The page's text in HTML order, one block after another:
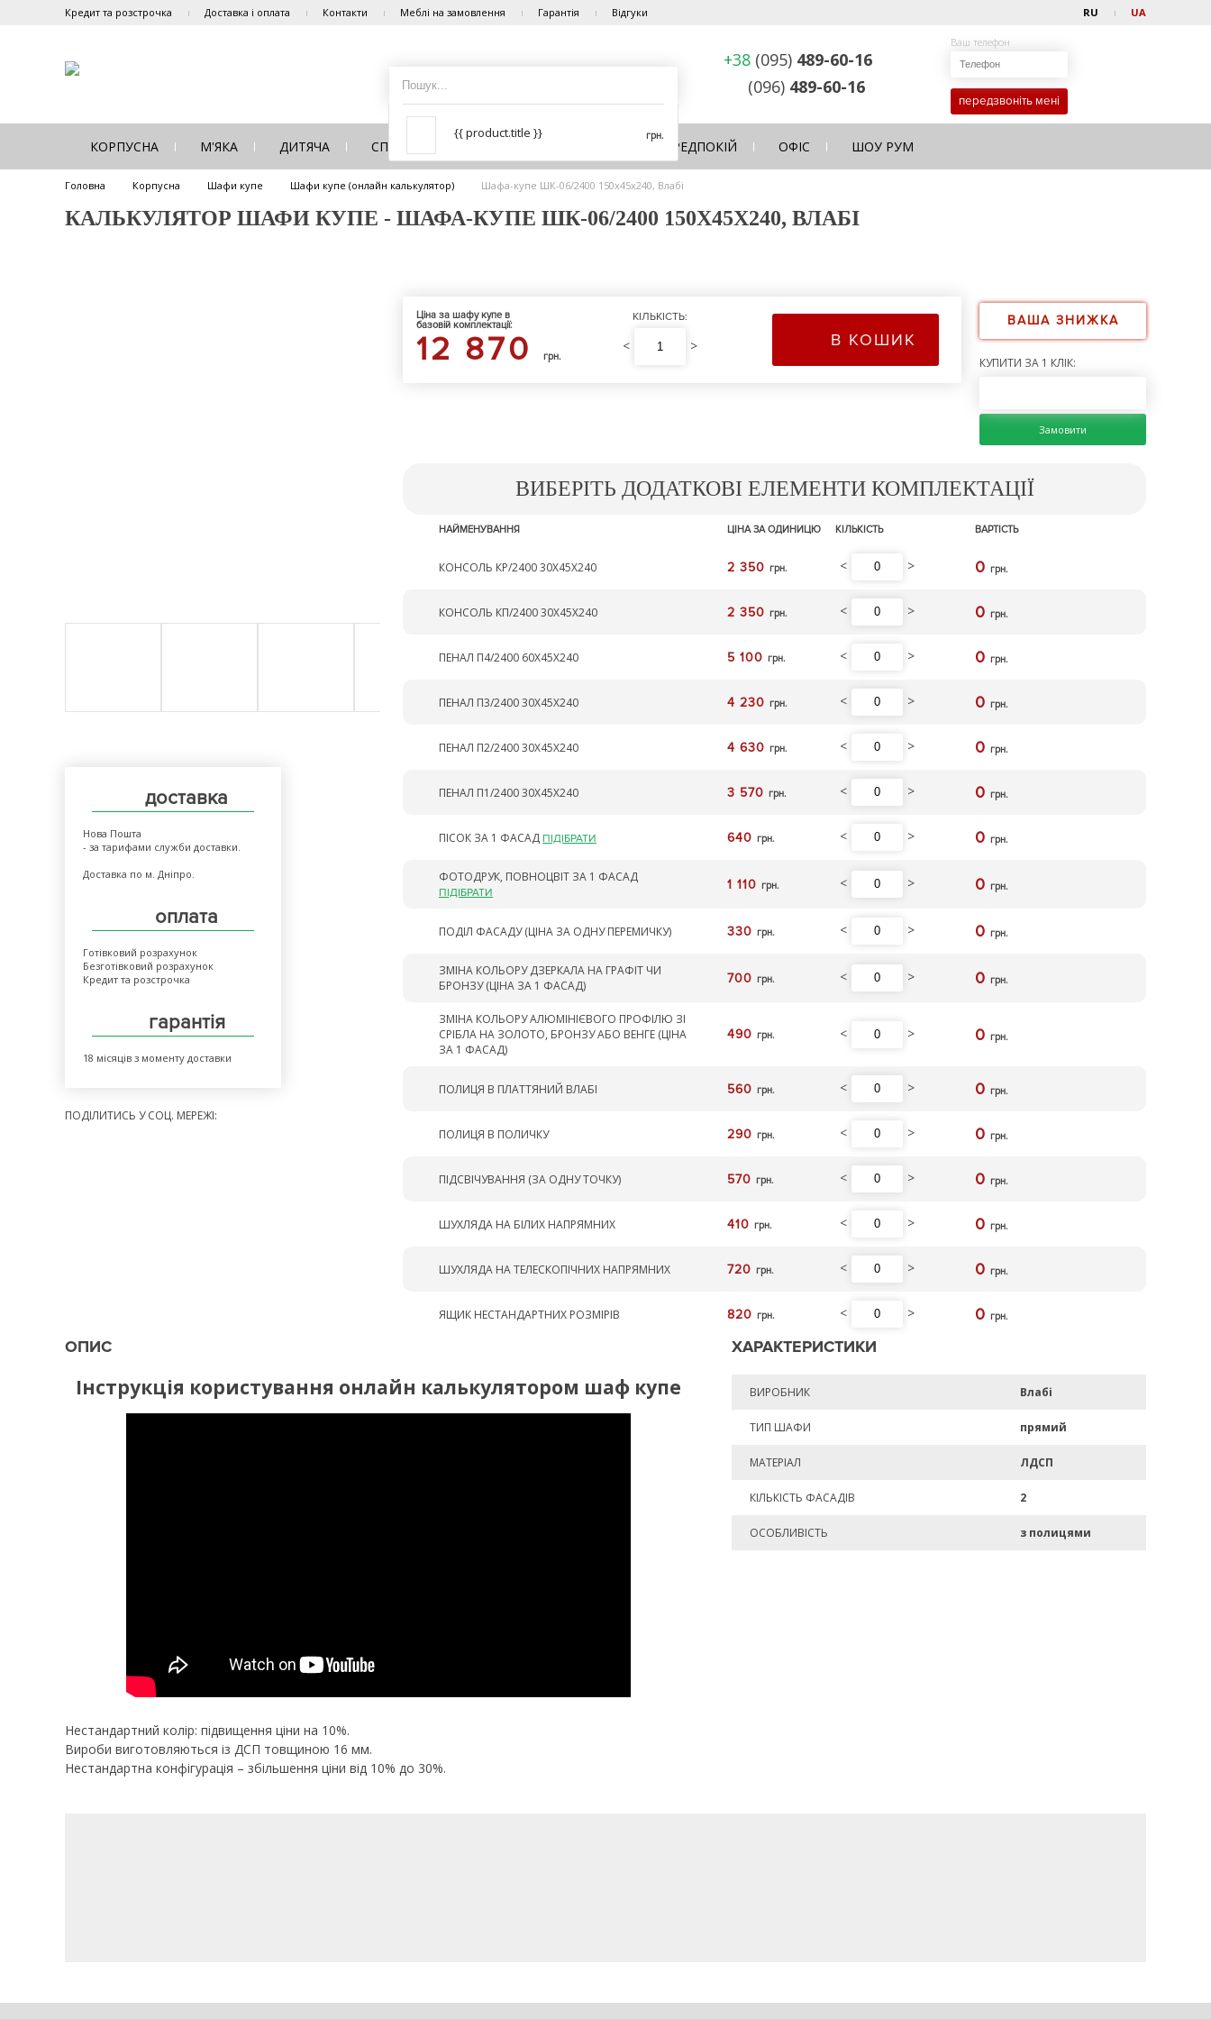
Кредит та розстрочка Доставка і оплата Контакти Меблі на замовлення Гарантія Відгуки RU UA
{{ product.title }} грн.
+38 (095) 489-60-16
(096) 489-60-16
Ваш телефон
передзвоніть мені
КОРПУСНА М'ЯКА ДИТЯЧА СПАЛЬНЯ ПЕРЕДПОКІЙ ОФІС ШОУ РУМ
Головна Корпусна Шафи купе Шафи купе (онлайн калькулятор) Шафа-купе ШК-06/2400 150х45х240, Влабі
КАЛЬКУЛЯТОР ШАФИ КУПЕ - ШАФА-КУПЕ ШК-06/2400 150Х45Х240, ВЛАБІ
доставка
Нова Пошта
- за тарифами служби доставки.
Доставка по м. Дніпро.
оплата
Готівковий розрахунок
Безготівковий розрахунок
Кредит та розстрочка
гарантія
18 місяців з моменту доставки
ПОДІЛИТИСЬ У СОЦ. МЕРЕЖІ:
Ціна за шафу купе в
базовій комплектації:
12 870 грн.
КІЛЬКІСТЬ:
< > В КОШИК
ВАША ЗНИЖКА
КУПИТИ ЗА 1 КЛІК:
Замовити
ВИБЕРІТЬ ДОДАТКОВІ ЕЛЕМЕНТИ КОМПЛЕКТАЦІЇ
НАЙМЕНУВАННЯ ЦІНА ЗА ОДИНИЦЮ КІЛЬКІСТЬ ВАРТІСТЬ
КОНСОЛЬ КР/2400 30Х45Х240 2 350 грн. < > 0 грн.
КОНСОЛЬ КП/2400 30Х45Х240 2 350 грн. < > 0 грн.
ПЕНАЛ П4/2400 60Х45Х240 5 100 грн. < > 0 грн.
ПЕНАЛ П3/2400 30Х45Х240 4 230 грн. < > 0 грн.
ПЕНАЛ П2/2400 30Х45Х240 4 630 грн. < > 0 грн.
ПЕНАЛ П1/2400 30Х45Х240 3 570 грн. < > 0 грн.
ПІСОК ЗА 1 ФАСАД ПІДІБРАТИ 640 грн. < > 0 грн.
ФОТОДРУК, ПОВНОЦВІТ ЗА 1 ФАСАД
ПІДІБРАТИ
1 110 грн. < > 0 грн.
ПОДІЛ ФАСАДУ (ЦІНА ЗА ОДНУ ПЕРЕМИЧКУ) 330 грн. < > 0 грн.
ЗМІНА КОЛЬОРУ ДЗЕРКАЛА НА ГРАФІТ ЧИ
БРОНЗУ (ЦІНА ЗА 1 ФАСАД)
700 грн. < > 0 грн.
ЗМІНА КОЛЬОРУ АЛЮМІНІЄВОГО ПРОФІЛЮ ЗІ
СРІБЛА НА ЗОЛОТО, БРОНЗУ АБО ВЕНГЕ (ЦІНА
ЗА 1 ФАСАД)
490 грн. < > 0 грн.
ПОЛИЦЯ В ПЛАТТЯНИЙ ВЛАБІ 560 грн. < > 0 грн.
ПОЛИЦЯ В ПОЛИЧКУ 290 грн. < > 0 грн.
ПІДСВІЧУВАННЯ (ЗА ОДНУ ТОЧКУ) 570 грн. < > 0 грн.
ШУХЛЯДА НА БІЛИХ НАПРЯМНИХ 410 грн. < > 0 грн.
ШУХЛЯДА НА ТЕЛЕСКОПІЧНИХ НАПРЯМНИХ 720 грн. < > 0 грн.
ЯЩИК НЕСТАНДАРТНИХ РОЗМІРІВ 820 грн. < > 0 грн.
ОПИС
Інструкція користування онлайн калькулятором шаф купе
Нестандартний колір: підвищення ціни на 10%.
Вироби виготовляються із ДСП товщиною 16 мм.
Нестандартна конфігурація – збільшення ціни від 10% до 30%.
ХАРАКТЕРИСТИКИ
ВИРОБНИК Влабі
ТИП ШАФИ прямий
МАТЕРІАЛ ЛДСП
КІЛЬКІСТЬ ФАСАДІВ 2
ОСОБЛИВІСТЬ з полицями